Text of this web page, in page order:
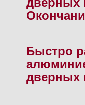
Быстро
дверных